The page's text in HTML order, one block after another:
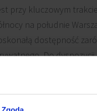
przy kluczowym trakcie
na południe
dostępność
Do dyspozycji
wielostanowiskowy
Obiekt
Ursynów